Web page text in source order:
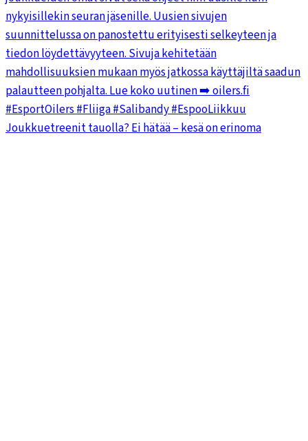
Joukkuetreenit tauolla? Ei hätää – kesä on erinoma